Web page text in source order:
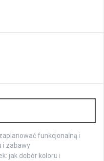
funkcjonalną i
i zabawy
jak dobór koloru i